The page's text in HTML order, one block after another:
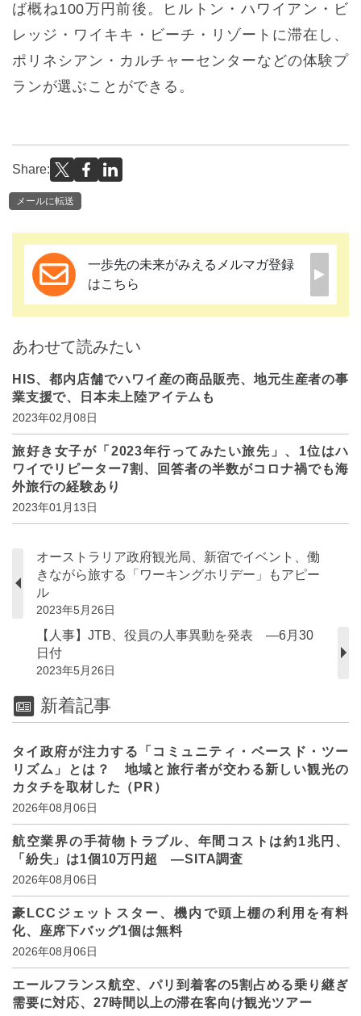
ば概ね100万円前後。ヒルトン・ハワイアン・ビ
レッジ・ワイキキ・ビーチ・リゾートに滞在し、
ポリネシアン・カルチャーセンターなどの体験プ
ランが選ぶことができる。
Share:
メールに転送
一歩先の未来がみえるメルマガ登録
はこちら
あわせて読みたい
HIS、都内店舗でハワイ産の商品販売、地元生産者の事
業支援で、日本未上陸アイテムも
2023年02月08日
旅好き女子が「2023年行ってみたい旅先」、1位はハ
ワイでリピーター7割、回答者の半数がコロナ禍でも海
外旅行の経験あり
2023年01月13日
オーストラリア政府観光局、新宿でイベント、働
きながら旅する「ワーキングホリデー」もアピー
ル
2023年5月26日
【人事】JTB、役員の人事異動を発表 ―6月30
日付
2023年5月26日
新着記事
タイ政府が注力する「コミュニティ・ベースド・ツー
リズム」とは？ 地域と旅行者が交わる新しい観光の
カタチを取材した（PR）
2026年08月06日
航空業界の手荷物トラブル、年間コストは約1兆円、
「紛失」は1個10万円超 ―SITA調査
2026年08月06日
豪LCCジェットスター、機内で頭上棚の利用を有料
化、座席下バッグ1個は無料
2026年08月06日
エールフランス航空、パリ到着客の5割占める乗り継ぎ
需要に対応、27時間以上の滞在客向け観光ツアー